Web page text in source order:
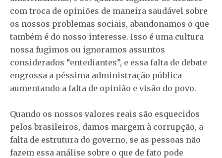
com troca de opiniões de maneira saudável sobre
os nossos problemas sociais, abandonamos o que
também é do nosso interesse. Isso é uma cultura
nossa fugimos ou ignoramos assuntos
considerados “entediantes”, e essa falta de debate
engrossa a péssima administração pública
aumentando a falta de opinião e visão do povo.
Quando os nossos valores reais são esquecidos
pelos brasileiros, damos margem à corrupção, a
falta de estrutura do governo, se as pessoas não
fazem essa análise sobre o que de fato pode